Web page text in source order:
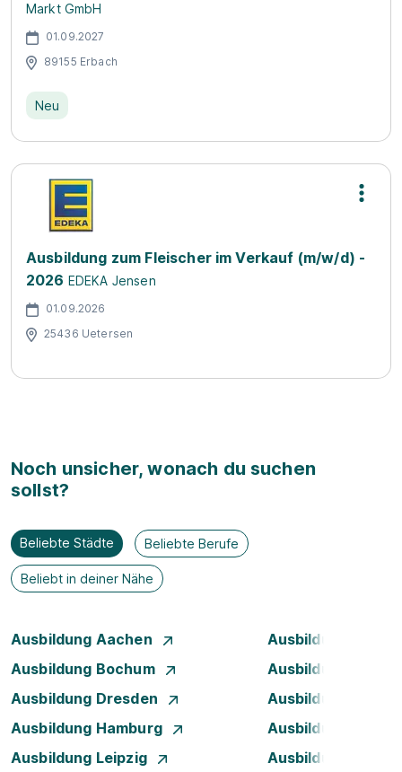
Markt GmbH
01.09.2027
89155 Erbach
Neu
Ausbildung zum Fleischer im Verkauf (m/w/d) -
2026 EDEKA Jensen
01.09.2026
25436 Uetersen
Noch unsicher, wonach du suchen
sollst?
Beliebte Städte Beliebte Berufe
Beliebt in deiner Nähe
Ausbildung Aachen
Ausbildung
Ausbildung Bochum
Ausbildung Bonn
Ausbildung Dresden
Ausbildung
Ausbildung Hamburg
Ausbildung
Ausbildung Leipzig
Ausbildung